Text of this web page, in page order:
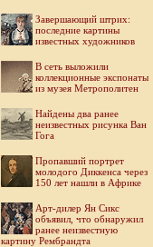
Завершающий штрих:
последние картины
известных художников
В сеть выложили
коллекционные экспонаты
из музея Метрополитен
Найдены два ранее
неизвестных рисунка Ван
Гога
Пропавший портрет
молодого Диккенса через
150 лет нашли в Африке
Арт-дилер Ян Сикс
объявил, что обнаружил
ранее неизвестную
картину Рембрандта